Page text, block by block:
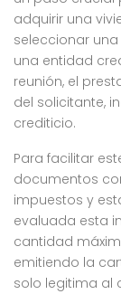
adquirir una
seleccionar
una entidad
reunión, el
del solicitante,
crediticio.
Para facilitar
documentos
impuestos y
evaluada esta
cantidad
emitiendo la
solo legitima al